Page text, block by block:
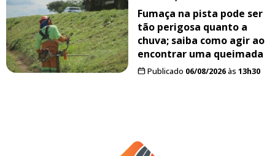
Fumaça na pista pode ser
tão perigosa quanto a
chuva; saiba como agir ao
encontrar uma queimada
Publicado 06/08/2026às 13h30